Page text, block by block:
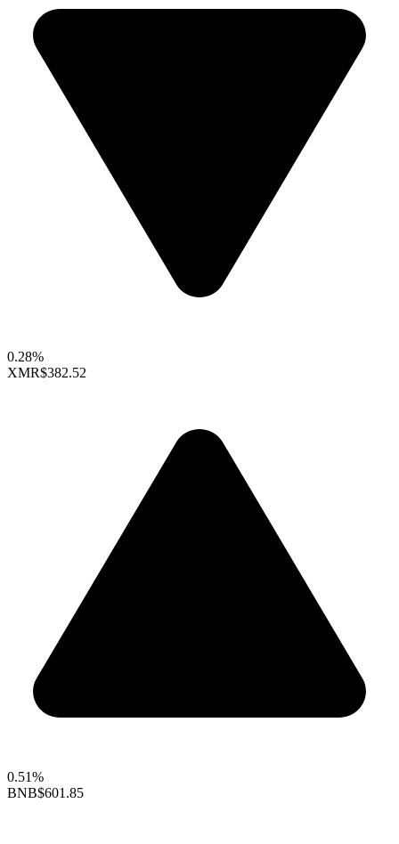
0.28%
XMR$382.52
0.51%
BNB$601.85